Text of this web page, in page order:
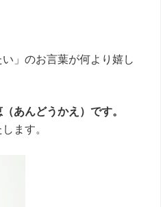
い」のお言葉が何より嬉し
あんどうかえ）です。
ます。